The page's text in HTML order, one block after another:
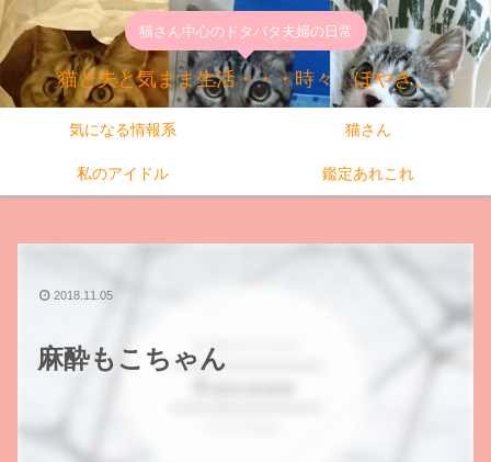
猫さん中心のドタバタ夫婦の日常
猫と夫と気まま生活・・・時々、ぼやき。
気になる情報系 猫さん
私のアイドル 鑑定あれこれ
麻酔もこちゃん
2018.11.05